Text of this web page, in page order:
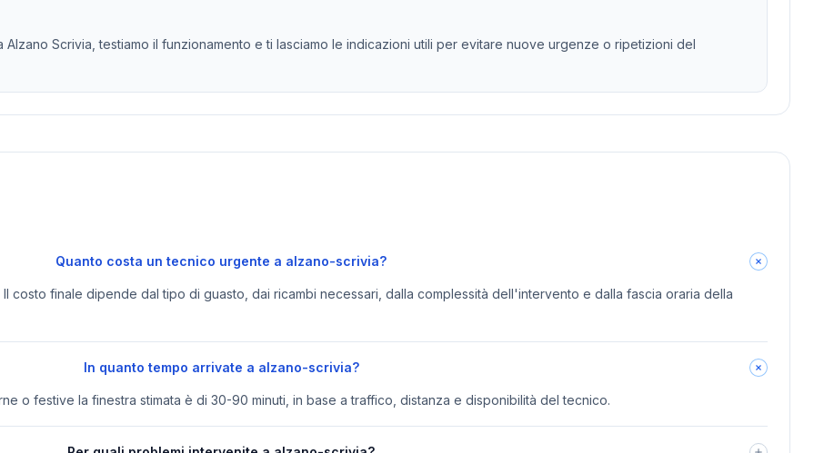
Scrivia, testiamo il funzionamento e ti lasciamo le indicazioni utili per evitare nuove urgenze o ripetizioni del
Quanto costa un tecnico urgente a alzano-scrivia?
Il costo finale dipende dal tipo di guasto, dai ricambi necessari, dalla complessità dell'intervento e dalla fascia oraria della
In quanto tempo arrivate a alzano-scrivia?
o festive la finestra stimata è di 30-90 minuti, in base a traffico, distanza e disponibilità del tecnico.